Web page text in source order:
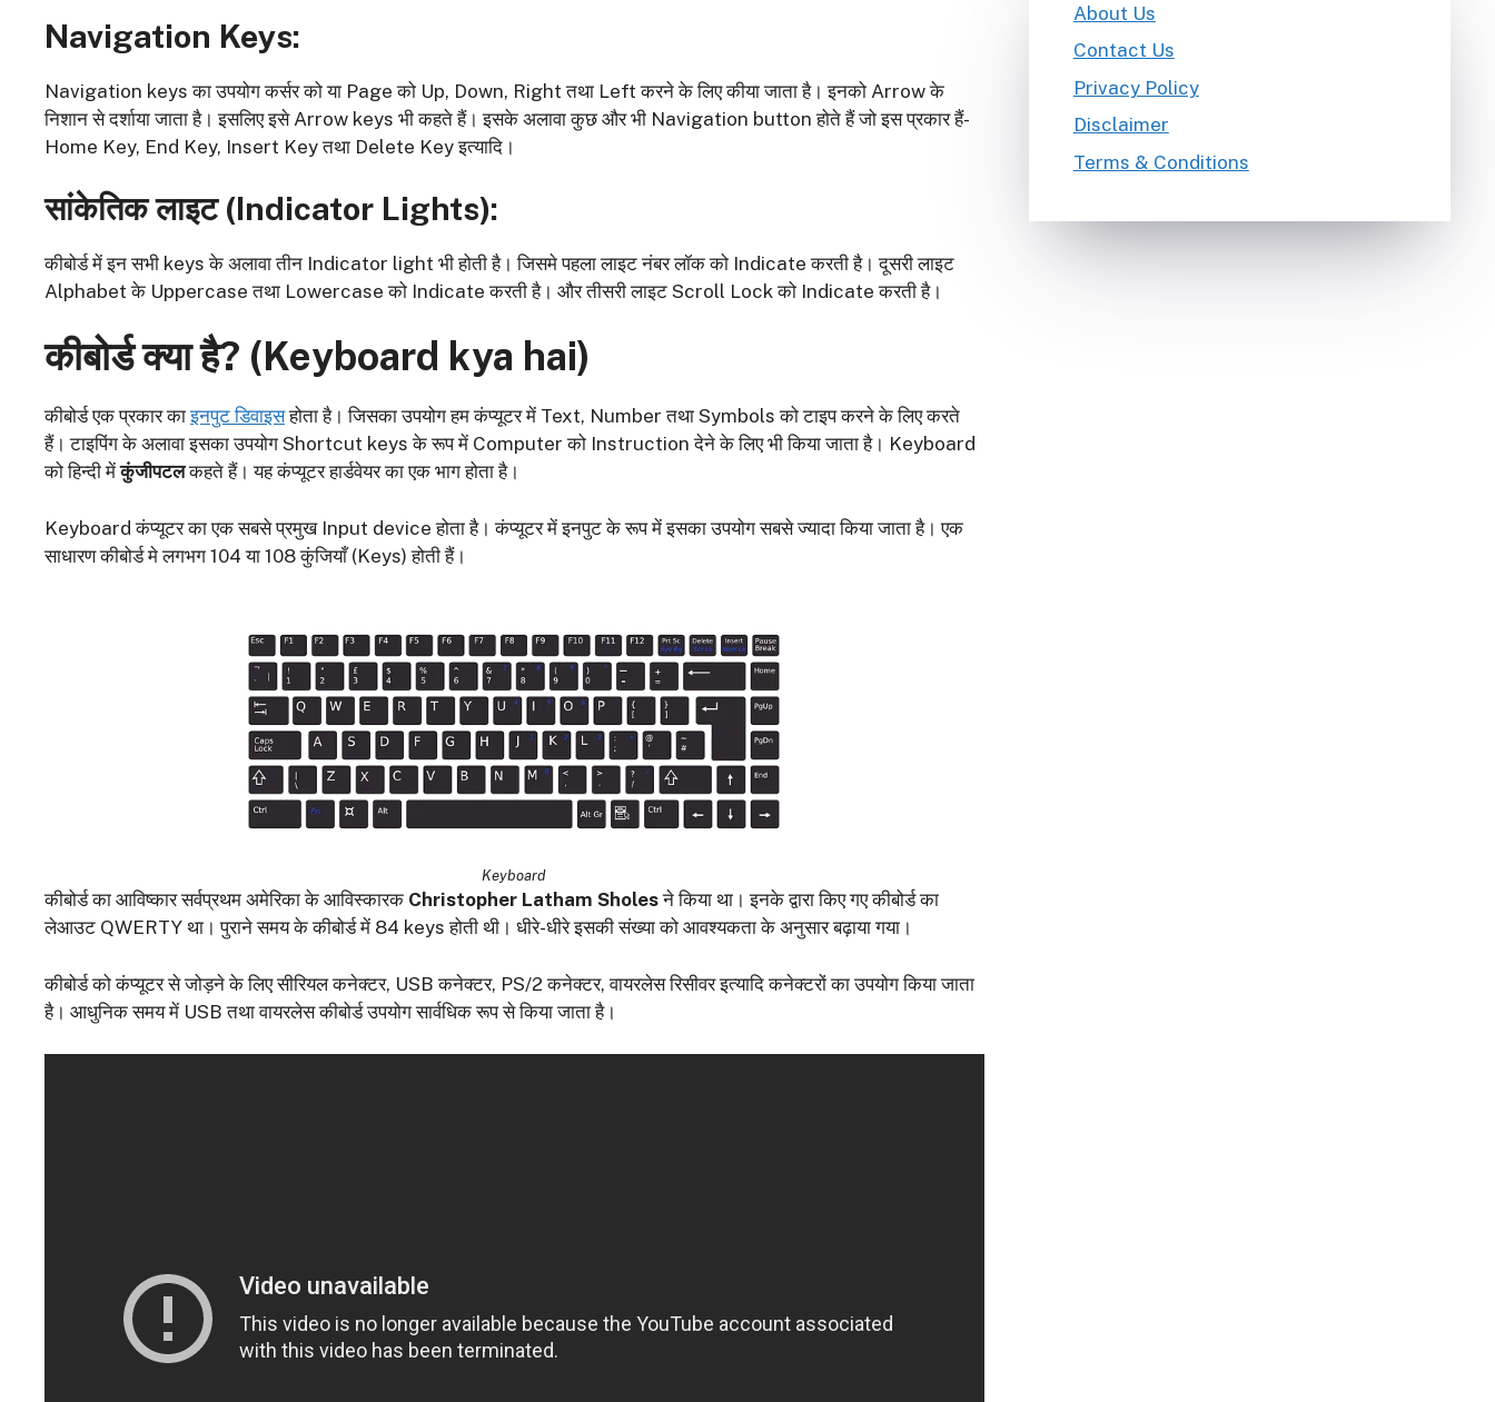
Navigation Keys:
Navigation keys का उपयोग कर्सर को या Page को Up, Down, Right तथा Left करने के लिए कीया जाता है। इनको Arrow के
निशान से दर्शाया जाता है। इसलिए इसे Arrow keys भी कहते हैं। इसके अलावा कुछ और भी Navigation button होते हैं जो इस प्रकार हैं-
Home Key, End Key, Insert Key तथा Delete Key इत्यादि।
सांकेतिक लाइट (Indicator Lights):
कीबोर्ड में इन सभी keys के अलावा तीन Indicator light भी होती है। जिसमे पहला लाइट नंबर लॉक को Indicate करती है। दूसरी लाइट
Alphabet के Uppercase तथा Lowercase को Indicate करती है। और तीसरी लाइट Scroll Lock को Indicate करती है।
कीबोर्ड क्या है? (Keyboard kya hai)
कीबोर्ड एक प्रकार काइनपुट डिवाइसहोता है। जिसका उपयोग हम कंप्यूटर में Text, Number तथा Symbols को टाइप करने के लिए करते
हैं। टाइपिंग के अलावा इसका उपयोग Shortcut keys के रूप में Computer को Instruction देने के लिए भी किया जाता है। Keyboard
को हिन्दी मेंकुंजीपटलकहते हैं। यह कंप्यूटर हार्डवेयर का एक भाग होता है।
Keyboard कंप्यूटर का एक सबसे प्रमुख Input device होता है। कंप्यूटर में इनपुट के रूप में इसका उपयोग सबसे ज्यादा किया जाता है। एक
साधारण कीबोर्ड मे लगभग 104 या 108 कुंजियाँ (Keys) होती हैं।
Keyboard
कीबोर्ड का आविष्कार सर्वप्रथम अमेरिका के आविस्कारक Christopher Latham Sholesने किया था। इनके द्वारा किए गए कीबोर्ड का
लेआउट QWERTY था। पुराने समय के कीबोर्ड में 84 keys होती थी। धीरे-धीरे इसकी संख्या को आवश्यकता के अनुसार बढ़ाया गया।
कीबोर्ड को कंप्यूटर से जोड़ने के लिए सीरियल कनेक्टर, USB कनेक्टर, PS/2 कनेक्टर, वायरलेस रिसीवर इत्यादि कनेक्टरों का उपयोग किया जाता
है। आधुनिक समय में USB तथा वायरलेस कीबोर्ड उपयोग सार्वधिक रूप से किया जाता है।
About Us
Contact Us
Privacy Policy
Disclaimer
Terms & Conditions